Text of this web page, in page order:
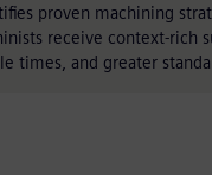
proven machining
receive context-
times, and greater